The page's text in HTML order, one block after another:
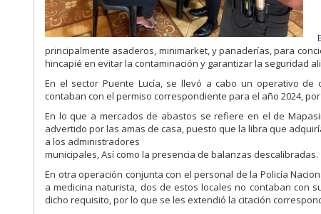
principalmente asaderos, minimarket, y panaderías, para
hincapié en evitar la contaminación y garantizar la seguridad
En el sector Puente Lucía, se llevó a cabo un operativo de
contaban con el permiso correspondiente para el año 2024,
En lo que a mercados de abastos se refiere en el de
advertido por las amas de casa, puesto que la libra que
a los administradores
municipales, Así como la presencia de balanzas descalibradas.
En otra operación conjunta con el personal de la Policía
a medicina naturista, dos de estos locales no contaban con
dicho requisito, por lo que se les extendió la citación